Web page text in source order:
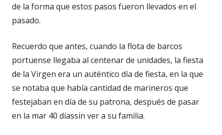
de la forma que estos pasos fueron llevados en el
pasado.
Recuerdo que antes, cuando la flota de barcos
portuense llegaba al centenar de unidades, la fiesta
de la Virgen era un auténtico día de fiesta, en la que
se notaba que había cantidad de marineros que
festejaban en día de su patrona, después de pasar
en la mar 40 díassin ver a su familia.